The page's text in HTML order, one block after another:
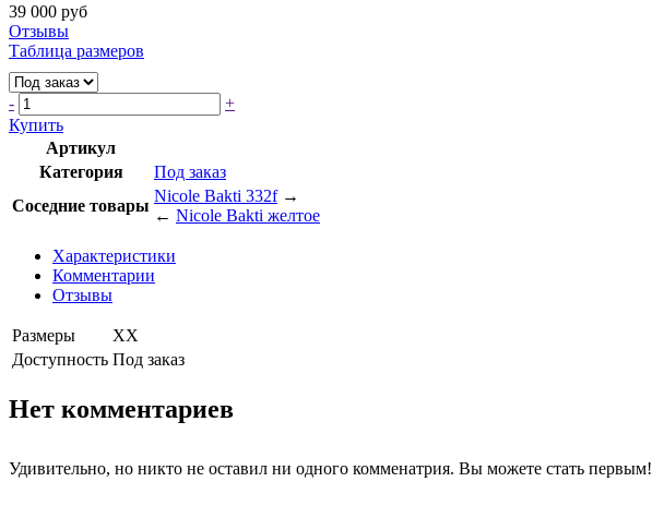
39 000 руб
Отзывы
Таблица размеров
-
+
Купить
Артикул
Категория
Под заказ
Соседние товары
Nicole Bakti 332f→
← Nicole Bakti желтое
Характеристики
Комментарии
Отзывы
Размеры
XX
Доступность Под заказ
Нет комментариев
Удивительно, но никто не оставил ни одного комменатрия. Вы можете стать первым!